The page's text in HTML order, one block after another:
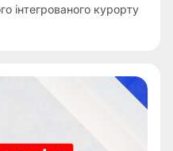
інтегрованого курорту